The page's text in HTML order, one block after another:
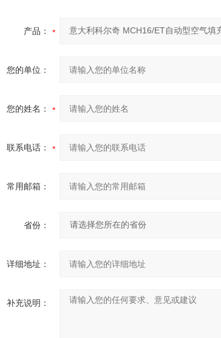
产品：
您的单位：
您的姓名：
联系电话：
常用邮箱：
省份：
详细地址：
补充说明：